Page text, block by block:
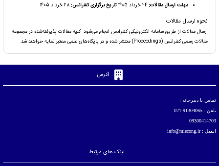
مهلت ارسال مقالات:24 خرداد 1405 تاریخ برگزاری کنفرانس:28 خرداد 1405
نحوه ارسال مقالات
ارسال مقالات از طریق سامانه الکترونیکی کنفرانس انجام می‌شود. کلیه مقالات پذیرفته‌شده در مجموعه
مقالات رسمی کنفرانس (Proceedings) منتشر شده و در پایگاه‌های علمی معتبر نمایه خواهند شد.
آدرس
تماس با دبیرخانه :
تلفن : 91304065-021
09300414703
ایمیل : info@miecong.ir
لینک های مرتبط